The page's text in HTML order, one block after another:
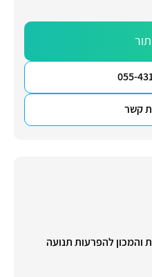
תור
055-
קשר
והמכון להפרעות תנועה